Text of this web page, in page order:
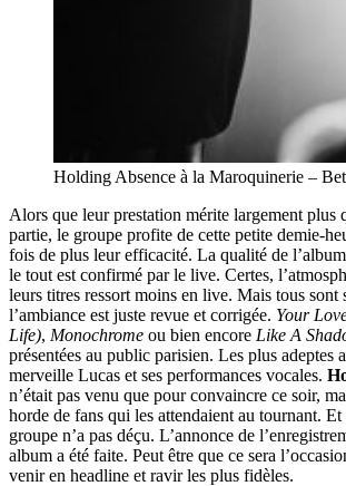
Holding Absence à la Maroquinerie –
Alors que leur prestation mérite largement plus
partie, le groupe profite de cette petite demie-
fois de plus leur efficacité. La qualité de
le tout est confirmé par le live. Certes,
leurs titres ressort moins en live. Mais tous sont
l’ambiance est juste revue et corrigée. Your
Life), Monochrome ou bien encore Like A
présentées au public parisien. Les plus adeptes
merveille Lucas et ses performances vocales.
n’était pas venu que pour convaincre ce soir,
horde de fans qui les attendaient au tournant.
groupe n’a pas déçu. L’annonce de
album a été faite. Peut être que ce sera
venir en headline et ravir les plus fidèles.